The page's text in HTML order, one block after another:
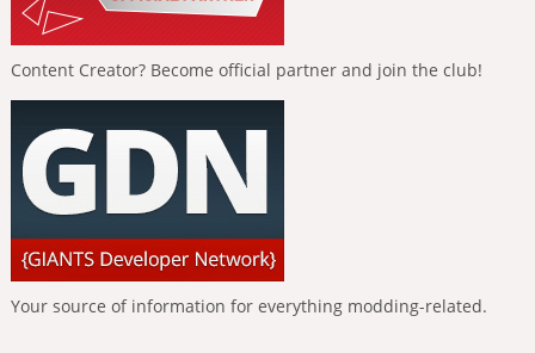
Content Creator? Become official partner and join the club!
Your source of information for everything modding-related.